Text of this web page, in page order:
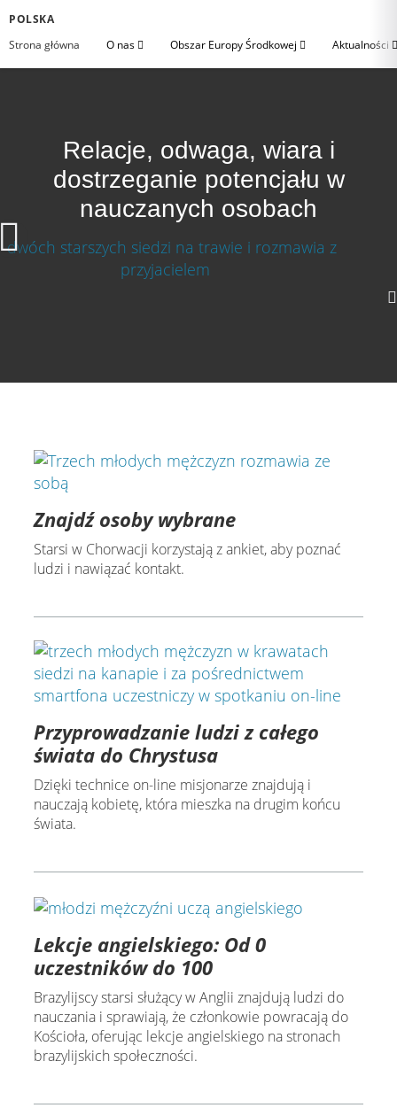
POLSKA
Strona główna
O nas Obszar Europy Środkowej Aktualności
Relacje, odwaga, wiara i
dostrzeganie potencjału w
nauczanych osobach
Znajdź osoby wybrane
Starsi w Chorwacji korzystają z ankiet, aby poznać
ludzi i nawiązać kontakt.
Przyprowadzanie ludzi z całego
świata do Chrystusa
Dzięki technice on-line misjonarze znajdują i
nauczają kobietę, która mieszka na drugim końcu
świata.
Lekcje angielskiego: Od 0
uczestników do 100
Brazylijscy starsi służący w Anglii znajdują ludzi do
nauczania i sprawiają, że członkowie powracają do
Kościoła, oferując lekcje angielskiego na stronach
brazylijskich społeczności.